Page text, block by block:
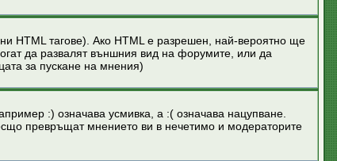
HTML тагове). Ако HTML е разрешен, най-вероятно ще
да развалят външния вид на форумите, или да
за пускане на мнения)
:) означава усмивка, а :( означава нацупване.
превръщат мнението ви в нечетимо и модераторите